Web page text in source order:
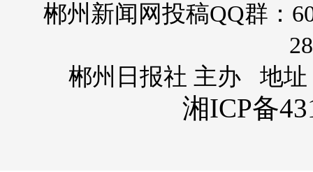
郴州新闻网投稿QQ群：
郴州日报社 主办 地址
湘ICP备